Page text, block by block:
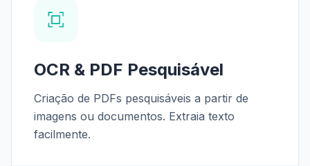
OCR & PDF Pesquisável
Criação de PDFs pesquisáveis a partir de
imagens ou documentos. Extraia texto
facilmente.